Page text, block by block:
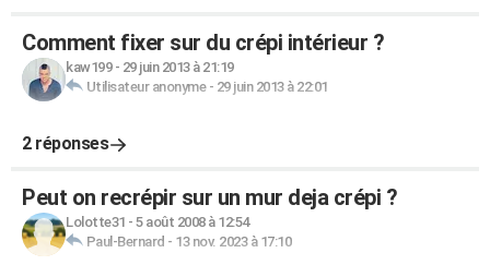
Comment fixer sur du crépi intérieur ?
kaw199- 29 juin 2013 à 21:19
Utilisateur anonyme- 29 juin 2013 à 22:01
2 réponses
Peut on recrépir sur un mur deja crépi ?
Lolotte31 - 5 août 2008 à 12:54
Paul-Bernard - 13 nov. 2023 à 17:10